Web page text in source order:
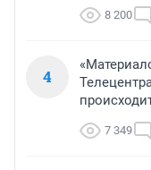
8 200
4
7 349